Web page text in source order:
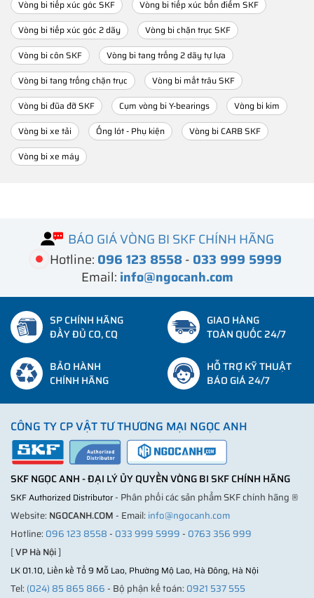
Vòng bi tiếp xúc góc SKF
Vòng bi tiếp xúc bốn điểm SKF
Vòng bi tiếp xúc góc 2 dãy
Vòng bi chặn trục SKF
Vòng bi côn SKF
Vòng bi tang trống 2 dãy tự lựa
Vòng bi tang trống chặn trục
Vòng bi mắt trâu SKF
Vòng bi đũa đỡ SKF
Cụm vòng bi Y-bearings
Vòng bi kim
Vòng bi xe tải
Ống lót - Phụ kiện
Vòng bi CARB SKF
Vòng bi xe máy
BÁO GIÁ VÒNG BI SKF CHÍNH HÃNG
Hotline: 096 123 8558- 033 999 5999
Email: info@ngocanh.com
SP CHÍNH HÃNG
ĐẦY ĐỦ CO, CQ
GIAO HÀNG
TOÀN QUỐC 24/7
BẢO HÀNH
CHÍNH HÃNG
HỖ TRỢ KỸ THUẬT
BÁO GIÁ 24/7
CÔNG TY CP VẬT TƯ THƯƠNG MẠI NGỌC ANH
SKF NGỌC ANH - ĐẠI LÝ ỦY QUYỀN VÒNG BI SKF CHÍNH HÃNG
SKF Authorized Distributor- Phân phối các sản phẩm SKF chính hãng ®
Website: NGOCANH.COM- Email: info@ngocanh.com
Hotline: 096 123 8558- 033 999 5999- 0763 356 999
[VP Hà Nội]
LK 01.10, Liền kề Tổ 9 Mỗ Lao, Phường Mộ Lao, Hà Đông, Hà Nội
Tel: (024) 85 865 866- Bộ phận kế toán: 0921 537 555